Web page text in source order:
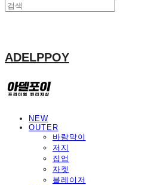
ADELPPOY
NEW
OUTER
바람막이
저지
집업
자켓
블레이저